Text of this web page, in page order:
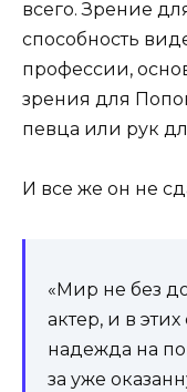
всего. Зрение
способность
профессии,
зрения для
певца или рук
И все же он не
«Мир не без
актер, и в
надежда на
за уже